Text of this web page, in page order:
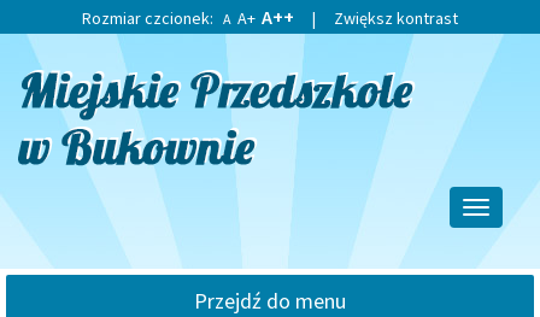
do
głównej
treści
do
wyszukiwarki
Rozmiar czcionek: A A+ A++ | Zwiększ kontrast
Przełącz
Przejdź do menu